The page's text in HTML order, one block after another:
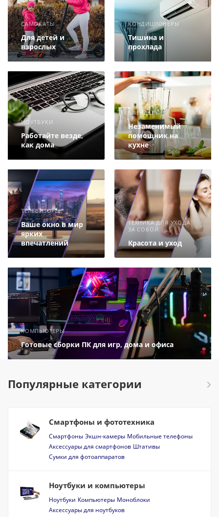
САМОКАТЫ
Для детей и
взрослых
КОНДИЦИОНЕРЫ
Тишина и
прохлада
НОУТБУКИ
Работайте везде,
как дома
БЛЕНДЕРЫ
Незаменимый
помощник на
кухне
ТЕЛЕВИЗОРЫ
Ваше окно в мир
ярких
впечатлений
ТЕХНИКА ДЛЯ УХОДА
ЗА СОБОЙ
Красота и уход
КОМПЬЮТЕРЫ
Готовые сборки ПК для игр, дома и офиса
Популярные категории
Смартфоны и фототехника
Смартфоны Экшн-камеры Мобильные телефоны
Аксессуары для смартфонов Штативы
Сумки для фотоаппаратов
Ноутбуки и компьютеры
Ноутбуки Компьютеры Моноблоки
Аксессуары для ноутбуков